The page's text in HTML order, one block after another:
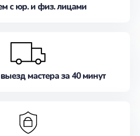
с юр. и физ. лицами
мастера за 40 минут